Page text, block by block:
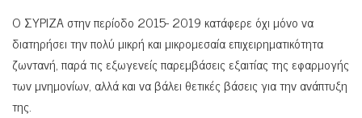
Ο ΣΥΡΙΖΑ στην περίοδο 2015- 2019 κατάφερε όχι μόνο να
διατηρήσει την πολύ μικρή και μικρομεσαία επιχειρηματικότητα
ζωντανή, παρά τις εξωγενείς παρεμβάσεις εξαιτίας της εφαρμογής
των μνημονίων, αλλά και να βάλει θετικές βάσεις για την ανάπτυξη
της.